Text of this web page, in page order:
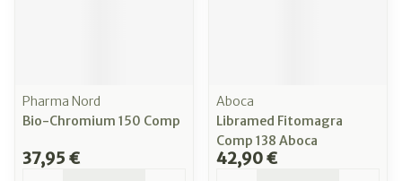
Pharma Nord
Bio-Chromium 150 Comp
37,95 €
Aboca
Libramed Fitomagra
Comp 138 Aboca
42,90 €